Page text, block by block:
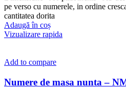
pe verso cu numerele, in ordine
cantitatea dorita
Adaugă în coș
Vizualizare rapida
Add to compare
Numere de masa nunta –